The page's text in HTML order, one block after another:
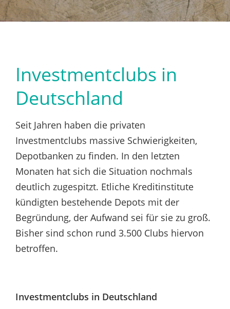
Investmentclubs in
Deutschland
Seit Jahren haben die privaten
Investmentclubs massive Schwierigkeiten,
Depotbanken zu finden. In den letzten
Monaten hat sich die Situation nochmals
deutlich zugespitzt. Etliche Kreditinstitute
kündigten bestehende Depots mit der
Begründung, der Aufwand sei für sie zu groß.
Bisher sind schon rund 3.500 Clubs hiervon
betroffen.
Investmentclubs in Deutschland